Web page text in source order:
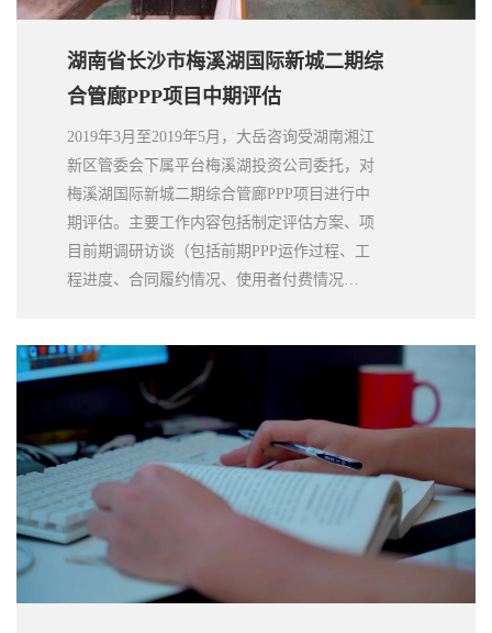
湖南省长沙市梅溪湖国际新城二期综
合管廊PPP项目中期评估
2019年3月至2019年5月，大岳咨询受湖南湘江
新区管委会下属平台梅溪湖投资公司委托，对
梅溪湖国际新城二期综合管廊PPP项目进行中
期评估。主要工作内容包括制定评估方案、项
目前期调研访谈（包括前期PPP运作过程、工
程进度、合同履约情况、使用者付费情况
设运行情况，建立了科学的项目评价体系，理
顺了项目运行机制。同时，也总结了项目运作
各方面经验教训，为后续PPP项目的开展提供
了宝贵经验。